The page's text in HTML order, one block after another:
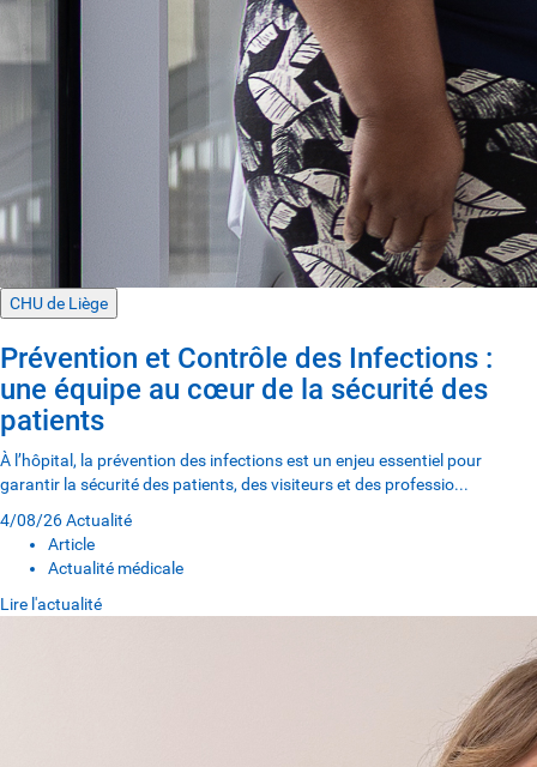
CHU de Liège
Prévention et Contrôle des Infections :
une équipe au cœur de la sécurité des
patients
À l’hôpital, la prévention des infections est un enjeu essentiel pour
garantir la sécurité des patients, des visiteurs et des professio...
4/08/26Actualité
Article
Actualité médicale
Lire l'actualité